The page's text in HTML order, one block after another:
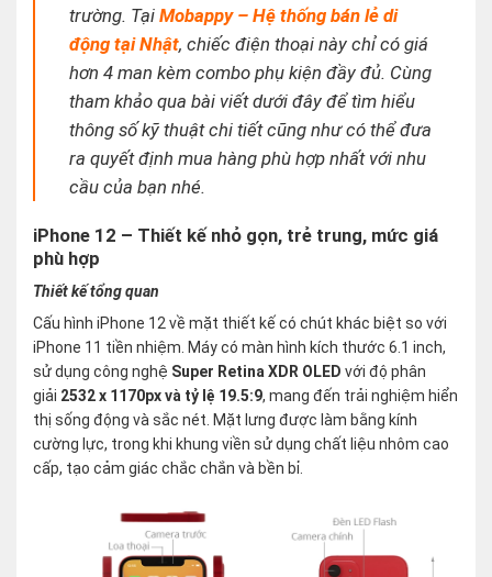
trường. TạiMobappy – Hệ thống bán lẻ di
động tại Nhật, chiếc điện thoại này chỉ có giá
hơn 4 man kèm combo phụ kiện đầy đủ. Cùng
tham khảo qua bài viết dưới đây để tìm hiểu
thông số kỹ thuật chi tiết cũng như có thể đưa
ra quyết định mua hàng phù hợp nhất với nhu
cầu của bạn nhé.
iPhone 12 – Thiết kế nhỏ gọn, trẻ trung, mức giá
phù hợp
Thiết kế tổng quan
Cấu hình iPhone 12 về mặt thiết kế có chút khác biệt so với
iPhone 11 tiền nhiệm. Máy có màn hình kích thước 6.1 inch,
sử dụng công nghệ Super Retina XDR OLED với độ phân
giải 2532 x 1170px và tỷ lệ 19.5:9, mang đến trải nghiệm hiển
thị sống động và sắc nét. Mặt lưng được làm bằng kính
cường lực, trong khi khung viền sử dụng chất liệu nhôm cao
cấp, tạo cảm giác chắc chắn và bền bỉ.